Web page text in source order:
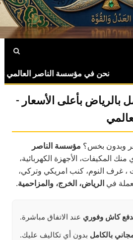
بالرياض بأعلى الأسعار -
وبدون بخس؟ مؤسسة الناصر
المكيفات، الأجهزة الكهربائية،
، غرف النوم، كنب امريكي وتركي،
في الرياض، الخرج، والمزاحمية.
كاش وفوري عند الاتفاق مباشرة.
بالكامل بدون أي تكاليف عليك.